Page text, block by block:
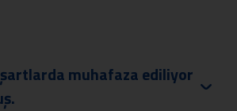
muhafaza ediliyor